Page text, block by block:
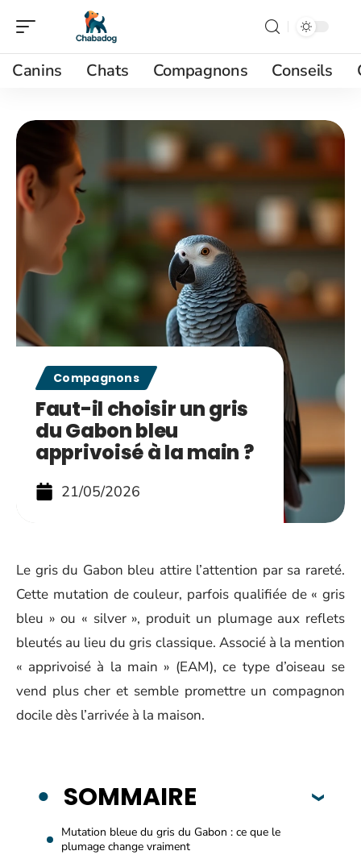
Canins Chats Compagnons Conseils
Compagnons
Faut-il choisir un gris
du Gabon bleu
apprivoisé à la main ?
21/05/2026
Le gris du Gabon bleu attire l’attention par sa rareté.
Cette mutation de couleur, parfois qualifiée de « gris
bleu » ou « silver », produit un plumage aux reflets
bleutés au lieu du gris classique. Associé à la mention
« apprivoisé à la main » (EAM), ce type d’oiseau se
vend plus cher et semble promettre un compagnon
docile dès l’arrivée à la maison.
SOMMAIRE
Mutation bleue du gris du Gabon : ce que le
plumage change vraiment